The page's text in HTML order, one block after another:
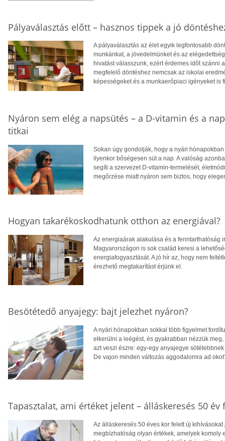
Pályaválasztás előtt – hasznos tippek a jó
A pályaválasztás az élet egyik legfontosabb
munkánkat, a jövedelmünket és az
hivatást válasszunk, ezért érdemes időt szánni
megfelelő döntéshez nemcsak az iskolai
képességeket és a munkaerőpiaci igényeket is
Nyáron sem elég a napsütés – a D-vitamin és a
titkai
Sokan úgy gondolják, hogy a nyári
ilyenkor bőségesen süt a nap. A valóság
segíti a szervezet D-vitamin-termelését,
megőrzése miatt nyáron sem biztos, hogy
Hogyan takarékoskodhatunk otthon az energiával?
Az energiaárak alakulása és a fenntarthatóság
Magyarországon is sok család keresi a
energiafogyasztását. A jó hír az, hogy nem
érezhető megtakarítást érjünk el.
Besötétedő anyajegy: bajt jelezhet nyáron?
A nyári hónapokban sokkal több figyelmet
elkerülni a leégést, és gyakrabban nézzük
azt veszi észre: egy-egy anyajegye
De vajon minden változás aggodalomra ad
Tapasztalat, ami értéket jelent – álláskeresés 50 év
Az álláskeresés 50 éves kor felett új
megbízhatóság olyan értékek, amelyek komoly